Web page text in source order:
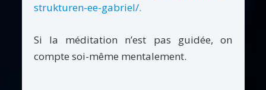
strukturen-ee-gabriel/.
Si la méditation n’est pas guidée, on
compte soi-même mentalement.